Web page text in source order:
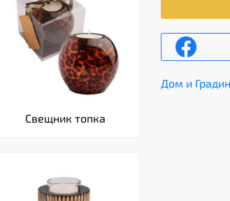
Свещник топка
Дом и